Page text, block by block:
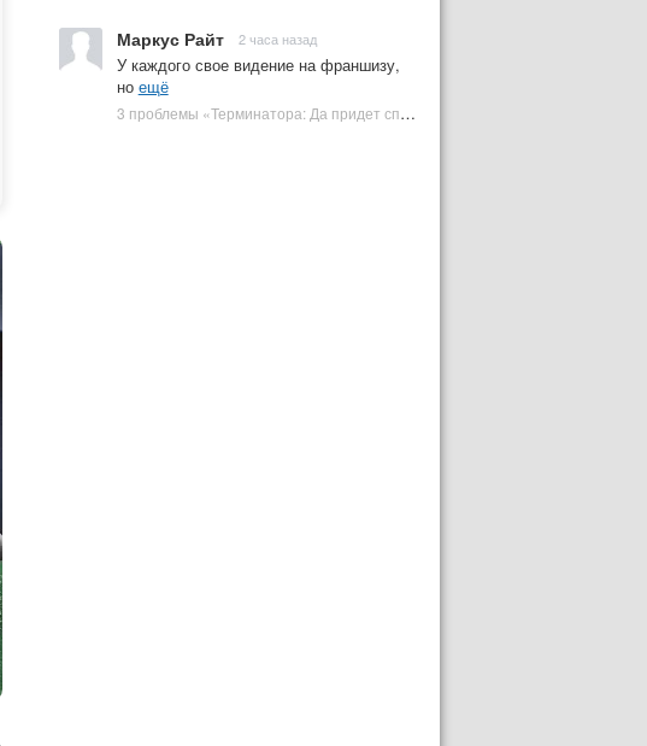
Маркус Райт 2 часа назад
У каждого свое видение на франшизу,
но ещё
3 проблемы «Терминатора: Да придет спаситель», которые испортили фильм | Plugged In Ru